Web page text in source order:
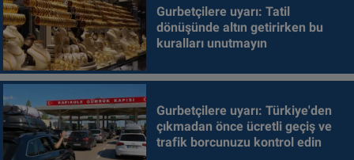
Gurbetçilere uyarı: Tatil
dönüşünde altın getirirken bu
kuralları unutmayın
Gurbetçilere uyarı: Türkiye'den
çıkmadan önce ücretli geçiş ve
trafik borcunuzu kontrol edin